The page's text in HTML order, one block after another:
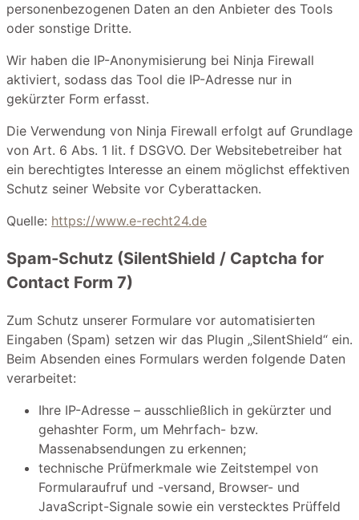
personenbezogenen Daten an den Anbieter des Tools
oder sonstige Dritte.
Wir haben die IP-Anonymisierung bei Ninja Firewall
aktiviert, sodass das Tool die IP-Adresse nur in
gekürzter Form erfasst.
Die Verwendung von Ninja Firewall erfolgt auf Grundlage
von Art. 6 Abs. 1 lit. f DSGVO. Der Websitebetreiber hat
ein berechtigtes Interesse an einem möglichst effektiven
Schutz seiner Website vor Cyberattacken.
Quelle: https://www.e-recht24.de
Spam-Schutz (SilentShield / Captcha for
Contact Form 7)
Zum Schutz unserer Formulare vor automatisierten
Eingaben (Spam) setzen wir das Plugin „SilentShield“ ein.
Beim Absenden eines Formulars werden folgende Daten
verarbeitet:
Ihre IP-Adresse – ausschließlich in gekürzter und
gehashter Form, um Mehrfach- bzw.
Massenabsendungen zu erkennen;
technische Prüfmerkmale wie Zeitstempel von
Formularaufruf und -versand, Browser- und
JavaScript-Signale sowie ein verstecktes Prüffeld